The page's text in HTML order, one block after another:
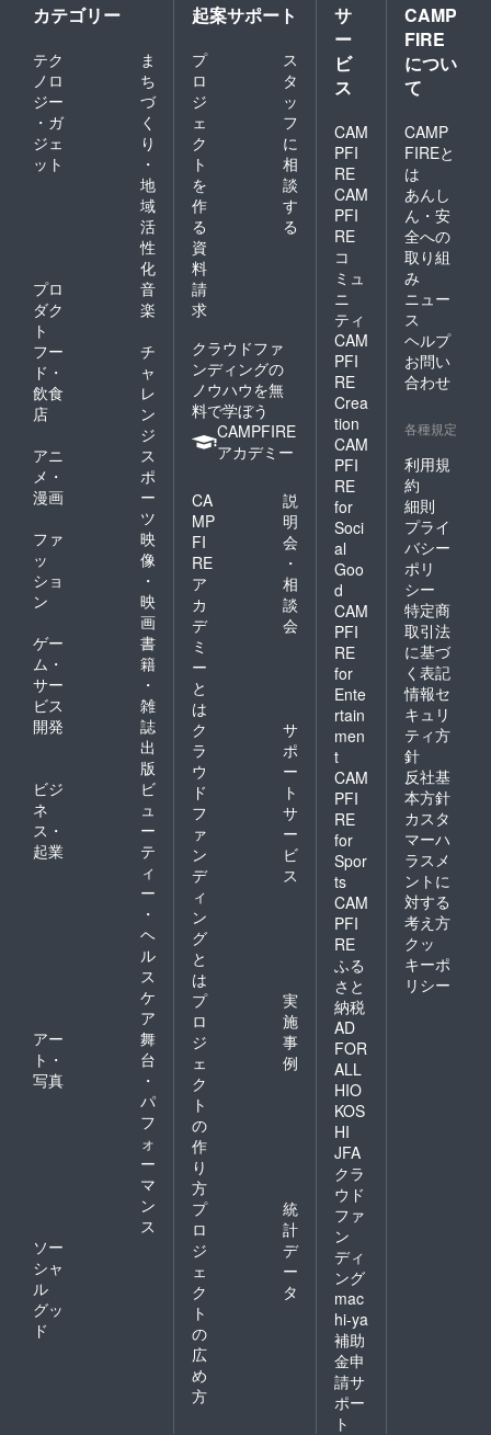
カテゴリー
テク
ノロ
ジー
・ガ
ジェ
ット
ま
ち
づ
く
り
・
地
域
活
性
化
プロ
ダク
ト
音
楽
フー
ド・
飲食
店
チ
ャ
レ
ン
ジ
アニ
メ・
漫画
ス
ポ
ー
ツ
ファ
ッ
ショ
ン
映
像
・
映
画
ゲー
ム・
サー
ビス
開発
書
籍
・
雑
誌
出
版
ビジ
ネ
ス・
起業
ビ
ュ
ー
テ
ィ
ー
・
ヘ
ル
ス
ケ
ア
アー
ト・
写真
舞
台
・
パ
フ
ォ
ー
マ
ン
ス
ソー
シャ
ル
グッ
ド
起案サポート
プ
ロ
ジ
ェ
ク
ト
を
作
る
ス
タ
ッ
フ
に
相
談
す
る
資
料
請
求
クラウドファ
ンディングの
ノウハウを無
料で学ぼう
CAMPFIRE
アカデミー
CA
MP
FI
RE
ア
カ
デ
ミ
ー
と
は
説
明
会
・
相
談
会
ク
ラ
ウ
ド
フ
ァ
ン
デ
ィ
ン
グ
と
は
サ
ポ
ー
ト
サ
ー
ビ
ス
プ
ロ
ジ
ェ
ク
ト
の
作
り
方
実
施
事
例
プ
ロ
ジ
ェ
ク
ト
の
広
め
方
統
計
デ
ー
タ
サ
ー
ビ
ス
CAM
PFI
RE
CAM
PFI
RE
コ
ミュ
ニ
ティ
CAM
PFI
RE
Crea
tion
CAM
PFI
RE
for
Soci
al
Goo
d
CAM
PFI
RE
for
Ente
rtain
men
t
CAM
PFI
RE
for
Spor
ts
CAM
PFI
RE
ふる
さと
納税
AD
FOR
ALL
HIO
KOS
HI
JFA
クラ
ウド
ファ
ン
ディ
ング
mac
hi-ya
補助
金申
請サ
ポー
ト
CAMP
FIRE
につい
て
CAMP
FIREと
は
あんし
ん・安
全への
取り組
み
ニュー
ス
ヘルプ
お問い
合わせ
各種規定
利用規
約
細則
プライ
バシー
ポリ
シー
特定商
取引法
に基づ
く表記
情報セ
キュリ
ティ方
針
反社基
本方針
カスタ
マーハ
ラスメ
ントに
対する
考え方
クッ
キーポ
リシー